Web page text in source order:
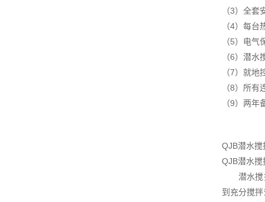
（3）全
（4）每
（5）电
（6）潜
（7）就地
（8）所
（9）两
QJB潜水
QJB潜水
潜水搅拌
到充分搅